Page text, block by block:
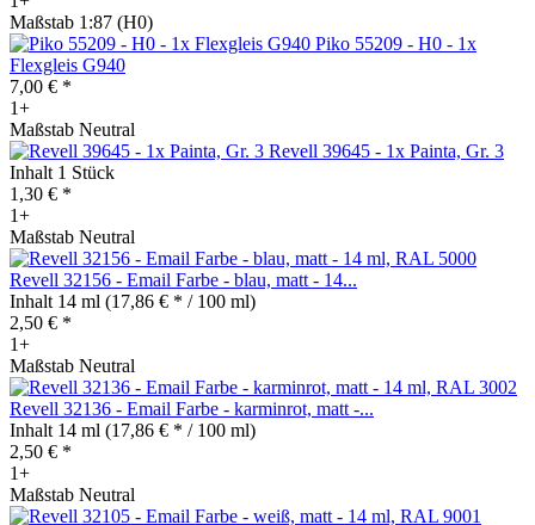
Maßstab 1:87 (H0)
Piko 55209 - H0 - 1x
Flexgleis G940
7,00 € *
1+
Maßstab Neutral
Revell 39645 - 1x Painta, Gr. 3
Inhalt 1 Stück
1,30 € *
1+
Maßstab Neutral
Revell 32156 - Email Farbe - blau, matt - 14...
Inhalt 14 ml (17,86 € * / 100 ml)
2,50 € *
1+
Maßstab Neutral
Revell 32136 - Email Farbe - karminrot, matt -...
Inhalt 14 ml (17,86 € * / 100 ml)
2,50 € *
1+
Maßstab Neutral